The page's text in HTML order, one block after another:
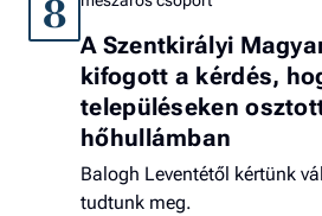
8
A Szentkirályi
kifogott a kérdés,
településeken
hőhullámban
Balogh Leventétől kértünk
tudtunk meg.